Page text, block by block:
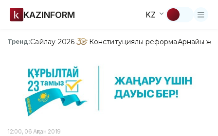
KAZINFORM KZ
Тренд:Сайлау-2026 Конституциялық реформаАрнайы
12:00, 06 Ақпан 2019